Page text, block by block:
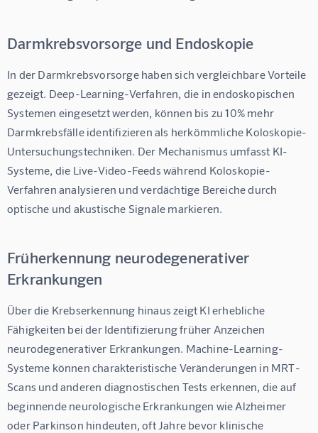
Darmkrebsvorsorge und Endoskopie
In der Darmkrebsvorsorge haben sich vergleichbare Vorteile
gezeigt. Deep-Learning-Verfahren, die in endoskopischen
Systemen eingesetzt werden, können bis zu 10% mehr
Darmkrebsfälle identifizieren als herkömmliche Koloskopie-
Untersuchungstechniken. Der Mechanismus umfasst KI-
Systeme, die Live-Video-Feeds während Koloskopie-
Verfahren analysieren und verdächtige Bereiche durch
optische und akustische Signale markieren.
Früherkennung neurodegenerativer
Erkrankungen
Über die Krebserkennung hinaus zeigt KI erhebliche
Fähigkeiten bei der Identifizierung früher Anzeichen
neurodegenerativer Erkrankungen. Machine-Learning-
Systeme können charakteristische Veränderungen in MRT-
Scans und anderen diagnostischen Tests erkennen, die auf
beginnende neurologische Erkrankungen wie Alzheimer
oder Parkinson hindeuten, oft Jahre bevor klinische